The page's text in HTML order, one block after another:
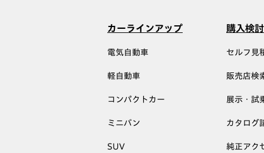
カーラインアップ
電気自動車
軽自動車
コンパクトカー
ミニバン
SUV
購入検
セルフ見
販売店検
展示・試
カタログ
純正アク